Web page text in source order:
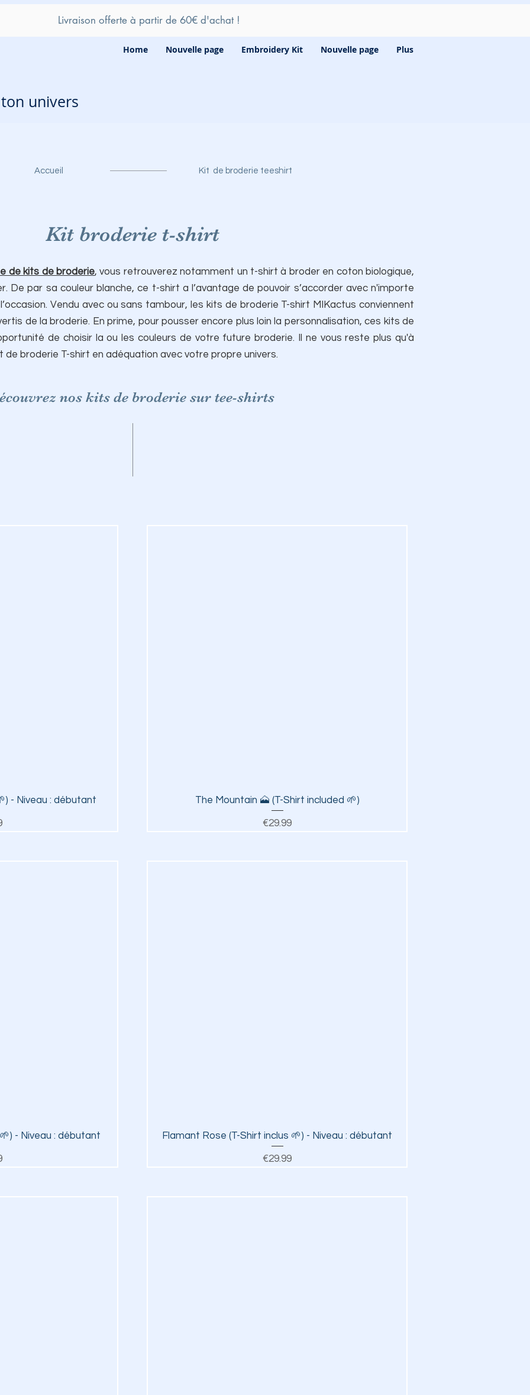
Livraison offerte à partir de 60€ d'achat !
Home Nouvelle page Embroidery Kit Nouvelle page Plus
univers
Accueil Kit de broderie teeshirt
Kit broderie t-shirt
de kits de broderie, vous retrouverez notamment un t-shirt à broder en coton biologique,
De par sa couleur blanche, ce t-shirt a l’avantage de pouvoir s’accorder avec n'importe
Vendu avec ou sans tambour, les kits de broderie T-shirt MIKactus conviennent
de la broderie. En prime, pour pousser encore plus loin la personnalisation, ces kits de
de choisir la ou les couleurs de votre future broderie. Il ne vous reste plus qu'à
de broderie T-shirt en adéquation avec votre propre univers.
nos kits de broderie sur tee-shirts
- Niveau : débutant Quick View
The Mountain 🗻 (T-Shirt included 🌱)
Price
€29.99
- Niveau : débutant Quick View
Flamant Rose (T-Shirt inclus 🌱) - Niveau : débutant
Price
€29.99